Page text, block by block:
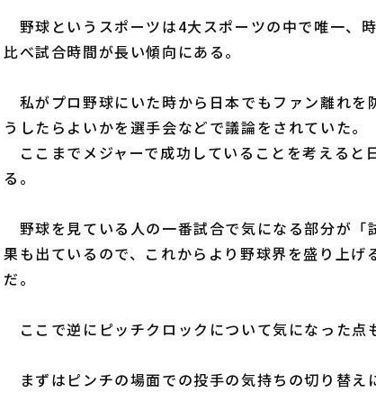
野球というスポーツは4大スポーツの中で唯一、
比べ試合時間が長い傾向にある。
私がプロ野球にいた時から日本でもファン離れを
うしたらよいかを選手会などで議論をされていた。
ここまでメジャーで成功していることを考えると
る。
野球を見ている人の一番試合で気になる部分が「
果も出ているので、これからより野球界を盛り上げ
だ。
ここで逆にピッチクロックについて気になった点
まずはピンチの場面での投手の気持ちの切り替え